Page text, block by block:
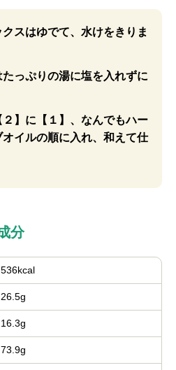
クスはゆでて、水けをきりま
たっぷりの湯に塩を入れずに
２】に【１】、なんでもハー
イルの順に入れ、和えて仕
分
536kcal
26.5g
16.3g
73.9g